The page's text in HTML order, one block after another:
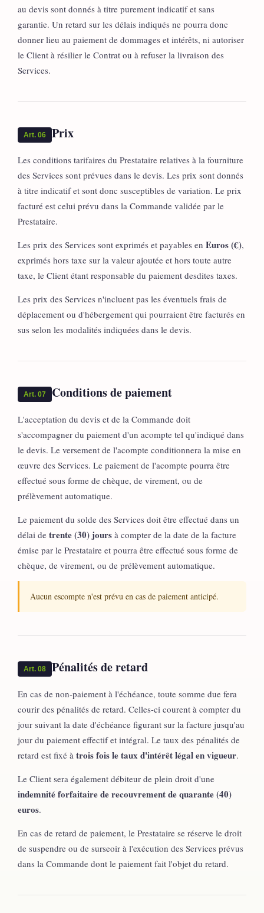
au devis sont donnés à titre purement indicatif et sans
garantie. Un retard sur les délais indiqués ne pourra donc
donner lieu au paiement de dommages et intérêts, ni autoriser
le Client à résilier le Contrat ou à refuser la livraison des
Services.
Art. 06 Prix
Les conditions tarifaires du Prestataire relatives à la fourniture
des Services sont prévues dans le devis. Les prix sont donnés
à titre indicatif et sont donc susceptibles de variation. Le prix
facturé est celui prévu dans la Commande validée par le
Prestataire.
Les prix des Services sont exprimés et payables en Euros (€),
exprimés hors taxe sur la valeur ajoutée et hors toute autre
taxe, le Client étant responsable du paiement desdites taxes.
Les prix des Services n'incluent pas les éventuels frais de
déplacement ou d'hébergement qui pourraient être facturés en
sus selon les modalités indiquées dans le devis.
Art. 07 Conditions de paiement
L'acceptation du devis et de la Commande doit
s'accompagner du paiement d'un acompte tel qu'indiqué dans
le devis. Le versement de l'acompte conditionnera la mise en
œuvre des Services. Le paiement de l'acompte pourra être
effectué sous forme de chèque, de virement, ou de
prélèvement automatique.
Le paiement du solde des Services doit être effectué dans un
délai de trente (30) jours à compter de la date de la facture
émise par le Prestataire et pourra être effectué sous forme de
chèque, de virement, ou de prélèvement automatique.
Aucun escompte n'est prévu en cas de paiement anticipé.
Art. 08 Pénalités de retard
En cas de non-paiement à l'échéance, toute somme due fera
courir des pénalités de retard. Celles-ci courent à compter du
jour suivant la date d'échéance figurant sur la facture jusqu'au
jour du paiement effectif et intégral. Le taux des pénalités de
retard est fixé à trois fois le taux d'intérêt légal en vigueur.
Le Client sera également débiteur de plein droit d'une
indemnité forfaitaire de recouvrement de quarante (40)
euros.
En cas de retard de paiement, le Prestataire se réserve le droit
de suspendre ou de surseoir à l'exécution des Services prévus
dans la Commande dont le paiement fait l'objet du retard.